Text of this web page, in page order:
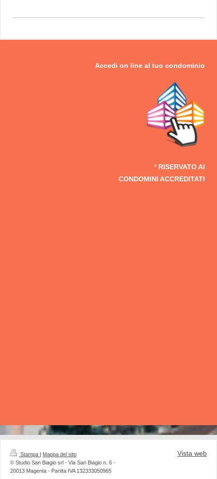
Accedi on line al tuo condominio
* RISERVATO AI
CONDOMINI ACCREDITATI
Stampa | Mappa del sito
© Studio San Biagio srl - Via San Biagio n. 6 -
20013 Magenta - Partita IVA 132333050965
Vista web